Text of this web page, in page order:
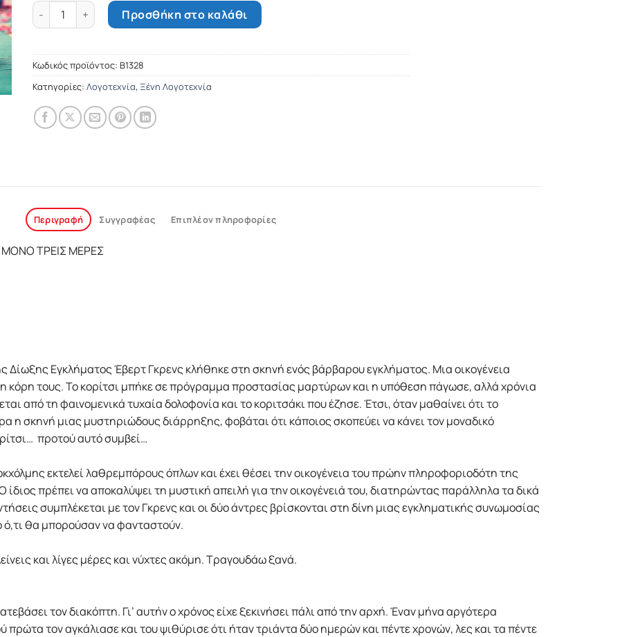
Να ζήσεις κορίτσι ποσότηταΠροσθήκη στο καλάθι
Κωδικός προϊόντος:B1328
Κατηγορίες:Λογοτεχνία, Ξένη Λογοτεχνία
Περιγραφή Συγγραφέας Επιπλέον πληροφορίες
ΤΡΕΙΣ ΜΕΡΕΣ
Δίωξης Εγκλήµατος Έβερτ Γκρενς κλήθηκε στη σκηνή ενός βάρβαρου εγκλήµατος. Μια οικογένεια
κόρη τους. Το κορίτσι µπήκε σε πρόγραµµα προστασίας µαρτύρων και η υπόθεση πάγωσε, αλλά χρόνια
από τη φαινοµενικά τυχαία δολοφονία και το κοριτσάκι που έζησε. Έτσι, όταν µαθαίνει ότι το
η σκηνή µιας µυστηριώδους διάρρηξης, φοβάται ότι κάποιος σκοπεύει να κάνει τον µοναδικό
προτού αυτό συµβεί…
εκτελεί λαθρεµπόρους όπλων και έχει θέσει την οικογένεια του πρώην πληροφοριοδότη της
πρέπει να αποκαλύψει τη µυστική απειλή για την οικογένειά του, διατηρώντας παράλληλα τα δικά
συµπλέκεται µε τον Γκρενς και οι δύο άντρες βρίσκονται στη δίνη µιας εγκληµατικής συνωµοσίας
ό,τι θα µπορούσαν να φανταστούν.
και λίγες µέρες και νύχτες ακόµη. Τραγουδάω ξανά.
τον διακόπτη. Γι’ αυτήν ο χρόνος είχε ξεκινήσει πάλι από την αρχή. Έναν µήνα αργότερα
τον αγκάλιασε και του ψιθύρισε ότι ήταν τριάντα δύο ηµερών και πέντε χρονών, λες και τα πέντε